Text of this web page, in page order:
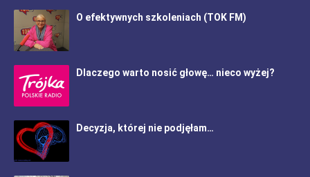
O efektywnych szkoleniach (TOK FM)
Dlaczego warto nosić głowę… nieco wyżej?
Decyzja, której nie podjęłam…